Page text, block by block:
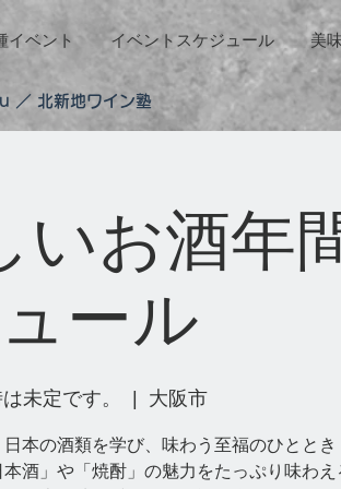
イベント イベントスケジュール 美
／ 北新地ワイン塾
いお酒年
ール
未定です。 大阪市
本の酒類を学び、味わう至福のひととき
酒」や「焼酎」の魅力をたっぷり味わえ